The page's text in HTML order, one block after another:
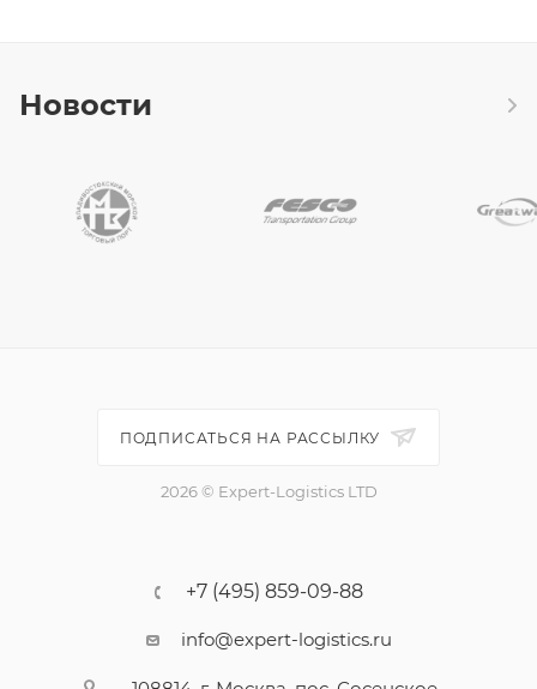
Новости
ПОДПИСАТЬСЯ НА РАССЫЛКУ
2026 © Expert-Logistics LTD
+7 (495) 859-09-88
info@expert-logistics.ru